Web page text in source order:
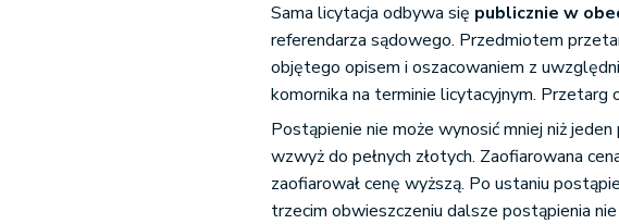
Sama licytacja odbywa się publicznie w
referendarza sądowego. Przedmiotem
objętego opisem i oszacowaniem z
komornika na terminie licytacyjnym. Przetarg
Postąpienie nie może wynosić mniej niż
wzwyż do pełnych złotych. Zaofiarowana
zaofiarował cenę wyższą. Po ustaniu
trzecim obwieszczeniu dalsze postąpienia